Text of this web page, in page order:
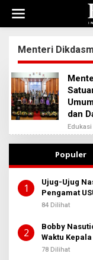
w
Menteri
dan
Edukasi
Populer
1
Ujug-Ujug
Pengamat
84 Dilihat
2
Bobby
Waktu
78 Dilihat